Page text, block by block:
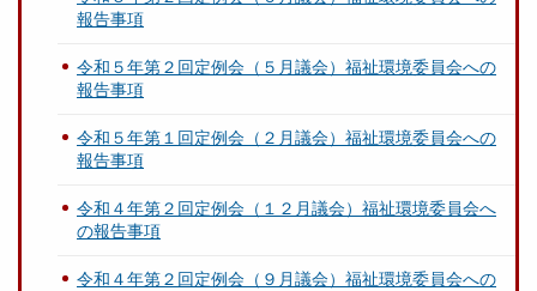
報告事項
令和５年第２回定例会（５月議会）福祉環境委員会への
報告事項
令和５年第１回定例会（２月議会）福祉環境委員会への
報告事項
令和４年第２回定例会（１２月議会）福祉環境委員会へ
の報告事項
令和４年第２回定例会（９月議会）福祉環境委員会への